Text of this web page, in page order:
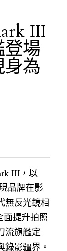
III
場
為
III，以
品牌在影
無反光鏡相
面提升拍照
流旗艦定
錄影疆界。